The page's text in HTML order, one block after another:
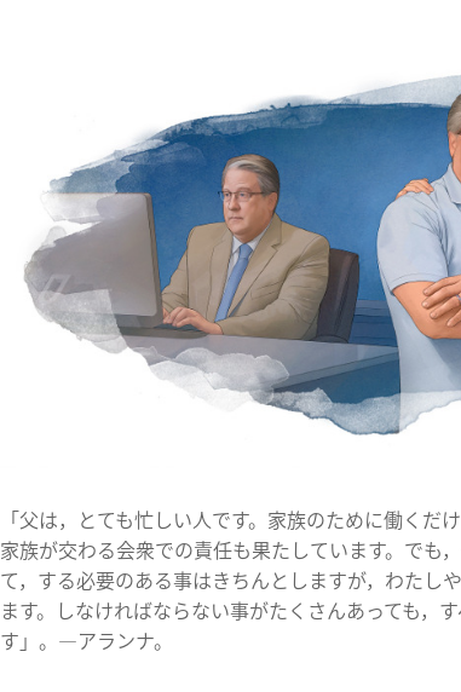
「父は，とても忙しい人です。家族のために働くだ
家族が交わる会衆での責任も果たしています。でも
て，する必要のある事はきちんとしますが，わたし
ます。しなければならない事がたくさんあっても，
す」。―アランナ。